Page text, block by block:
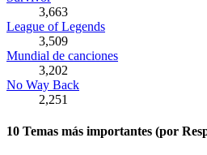
3,663
League of Legends
3,509
Mundial de canciones
3,202
No Way Back
2,251
10 Temas más importantes (por